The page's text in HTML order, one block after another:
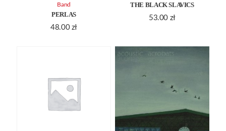
PERLAS
48.00 zł
Band
THE BLACK SLAVICS
53.00 zł